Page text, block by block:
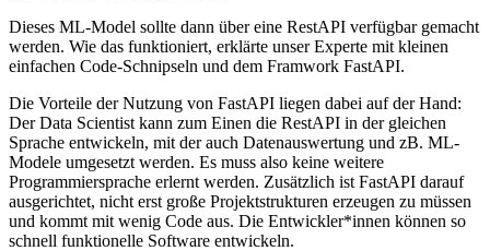
Dieses ML-Model sollte dann über eine RestAPI verfügbar gemacht
werden. Wie das funktioniert, erklärte unser Experte mit kleinen
einfachen Code-Schnipseln und dem Framwork FastAPI.
Die Vorteile der Nutzung von FastAPI liegen dabei auf der Hand:
Der Data Scientist kann zum Einen die RestAPI in der gleichen
Sprache entwickeln, mit der auch Datenauswertung und zB. ML-
Modele umgesetzt werden. Es muss also keine weitere
Programmiersprache erlernt werden. Zusätzlich ist FastAPI darauf
ausgerichtet, nicht erst große Projektstrukturen erzeugen zu müssen
und kommt mit wenig Code aus. Die Entwickler*innen können so
schnell funktionelle Software entwickeln.